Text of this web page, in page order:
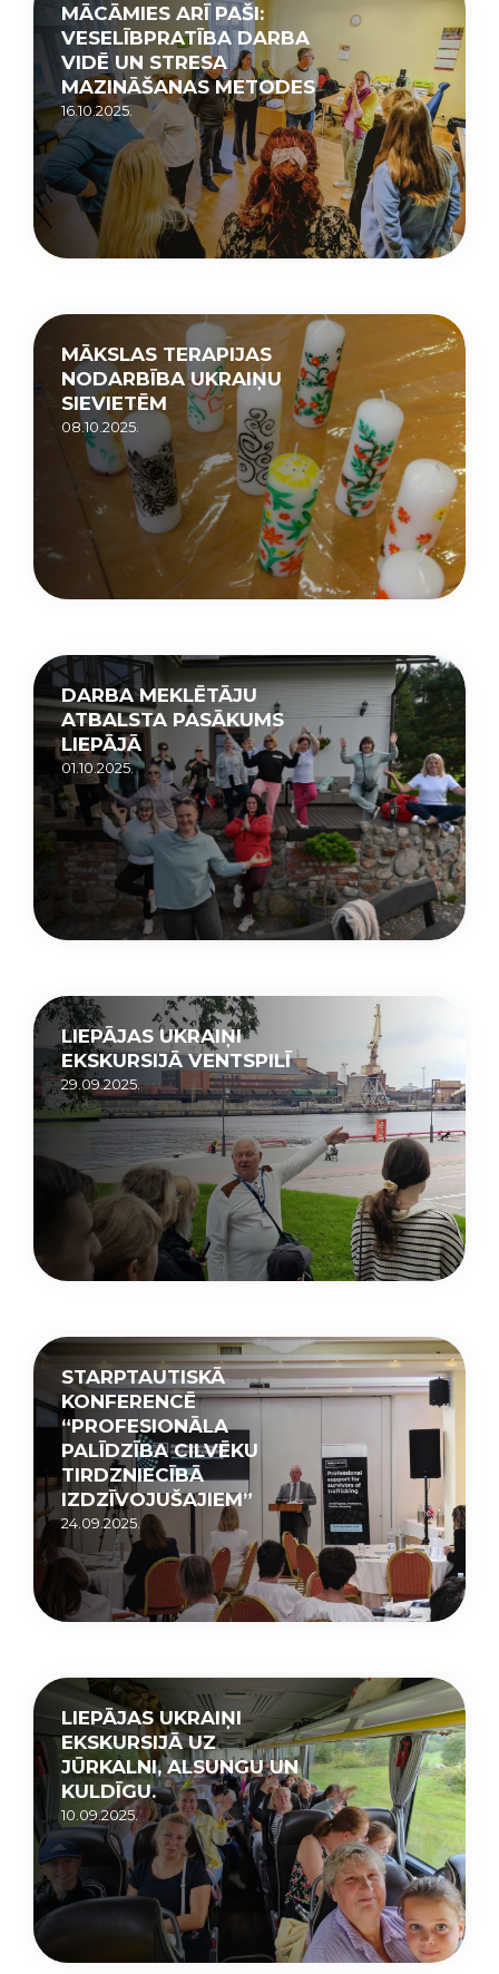
MĀCĀMIES ARĪ PAŠI:
VESELĪBPRATĪBA DARBA
VIDĒ UN STRESA
MAZINĀŠANAS METODES
16.10.2025.
MĀKSLAS TERAPIJAS
NODARBĪBA UKRAIŅU
SIEVIETĒM
08.10.2025.
DARBA MEKLĒTĀJU
ATBALSTA PASĀKUMS
LIEPĀJĀ
01.10.2025.
LIEPĀJAS UKRAIŅI
EKSKURSIJĀ VENTSPILĪ
29.09.2025.
STARPTAUTISKĀ
KONFERENCĒ
“PROFESIONĀLA
PALĪDZĪBA CILVĒKU
TIRDZNIECĪBĀ
IZDZĪVOJUŠAJIEM”
24.09.2025.
LIEPĀJAS UKRAIŅI
EKSKURSIJĀ UZ
JŪRKALNI, ALSUNGU UN
KULDĪGU.
10.09.2025.